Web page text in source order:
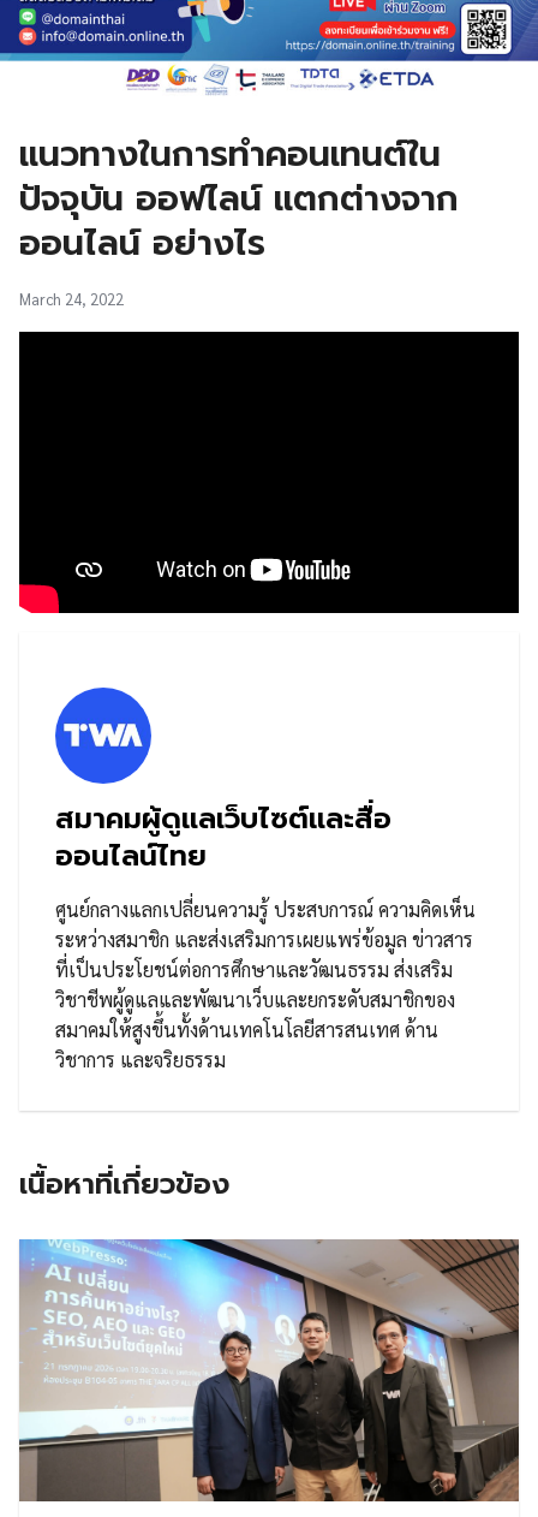
แนวทางในการทำคอนเทนต์ใน
ปัจจุบัน ออฟไลน์ แตกต่างจาก
ออนไลน์ อย่างไร
March 24, 2022
สมาคมผู้ดูแลเว็บไซต์และสื่อ
ออนไลน์ไทย
ศูนย์กลางแลกเปลี่ยนความรู้ ประสบการณ์ ความคิดเห็น
ระหว่างสมาชิก และส่งเสริมการเผยแพร่ข้อมูล ข่าวสาร
ที่เป็นประโยชน์ต่อการศึกษาและวัฒนธรรม ส่งเสริม
วิชาชีพผู้ดูแลและพัฒนาเว็บและยกระดับสมาชิกของ
สมาคมให้สูงขึ้นทั้งด้านเทคโนโลยีสารสนเทศ ด้าน
วิชาการ และจริยธรรม
เนื้อหาที่เกี่ยวข้อง